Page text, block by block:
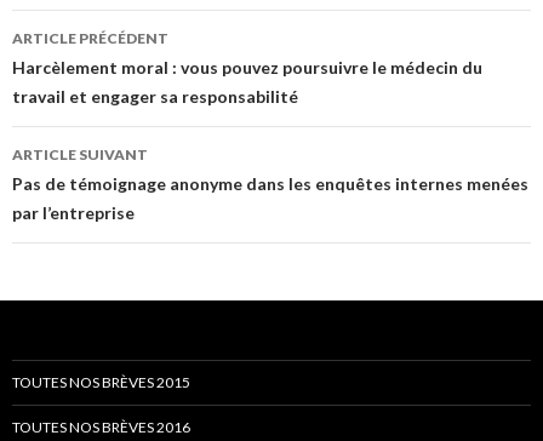
Navigation
des
articles
ARTICLE PRÉCÉDENT
Harcèlement moral : vous pouvez poursuivre le médecin du
travail et engager sa responsabilité
ARTICLE SUIVANT
Pas de témoignage anonyme dans les enquêtes internes menées
par l’entreprise
TOUTES NOS BRÈVES 2015
TOUTES NOS BRÈVES 2016